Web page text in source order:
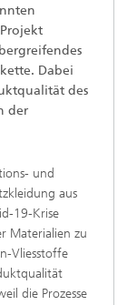
Dabei
des
der
und
aus
19-Krise
Materialien zu
Vliesstoffe
die Prozesse